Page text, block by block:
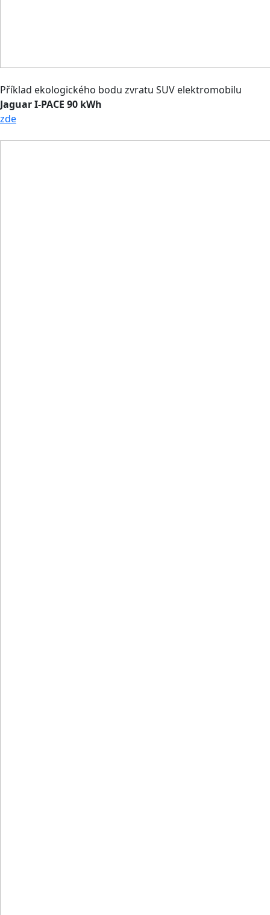
Příklad ekologického bodu zvratu SUV elektromobilu
Jaguar I-PACE 90 kWh
zde